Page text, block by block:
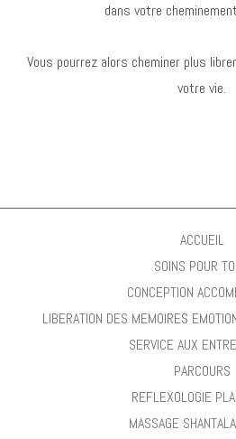
dans votre
Vous pourrez alors cheminer plus
votre vie.
ACCUEIL
SOINS POUR
CONCEPTION
LIBERATION DES MEMOIRES
SERVICE AUX
PARCOURS
REFLEXOLOGIE
MASSAGE